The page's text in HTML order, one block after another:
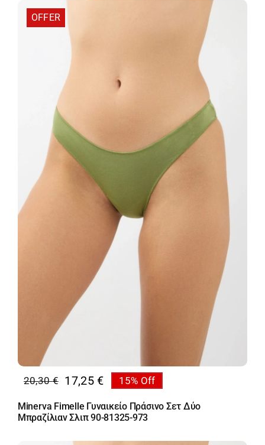
OFFER
20,30€
Original
price
was:
17,25 €
Η
τρέχουσα
τιμή
15% Off
Minerva Fimelle Γυναικείο Πράσινο Σετ Δύο
Μπραζίλιαν Σλιπ 90-81325-973